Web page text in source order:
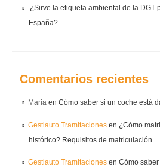
¿Sirve la etiqueta ambiental de la DGT
España?
Comentarios recientes
Maria en Cómo saber si un coche está
Gestiauto Tramitaciones en ¿Cómo
histórico? Requisitos de matriculación
Gestiauto Tramitaciones en Cómo